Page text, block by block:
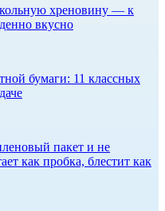
хреновину — к
вкусно
бумаги: 11 классных
пакет и не
как пробка, блестит как